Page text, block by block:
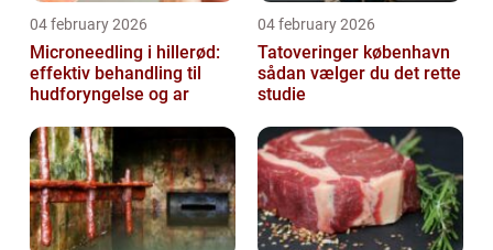
04 february 2026
Microneedling i hillerød:
effektiv behandling til
hudforyngelse og ar
04 february 2026
Tatoveringer københavn
sådan vælger du det rette
studie